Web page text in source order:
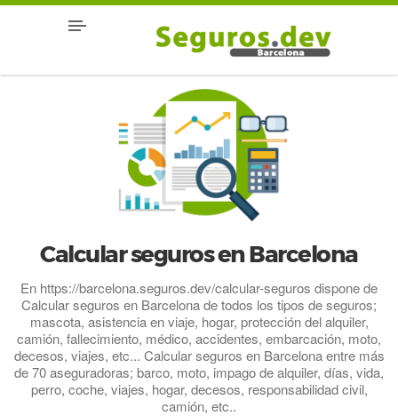
Calcular seguros en Barcelona
En https://barcelona.seguros.dev/calcular-seguros dispone de
Calcular seguros en Barcelona de todos los tipos de seguros;
mascota, asistencia en viaje, hogar, protección del alquiler,
camión, fallecimiento, médico, accidentes, embarcación, moto,
decesos, viajes, etc... Calcular seguros en Barcelona entre más
de 70 aseguradoras; barco, moto, impago de alquiler, días, vida,
perro, coche, viajes, hogar, decesos, responsabilidad civil,
camión, etc..